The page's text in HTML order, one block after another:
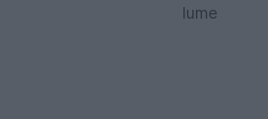
lume